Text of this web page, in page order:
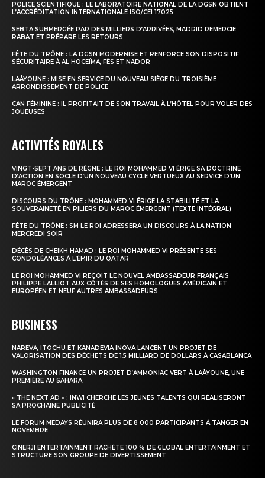
le1.ma
l'intelligence de
S'ABONNER MAINTENANT
Insight Publications
À propos
Formules d’abonnement
Mon compte
POLICE SCIENTIFIQUE : LE LABORATOIRE NATIONAL DE LA DGSN OBTIENT
L’ACCRÉDITATION INTERNATIONALE ISO/CEI 17025
SEBTA SUBMERGÉE PAR DES MILLIERS D’ARRIVÉES, MADRID REMERCIE
RABAT ET PRÉPARE LES RETOURS
FÊTE DU TRÔNE : LA DGSN MODERNISE ET RENFORCE SON DISPOSITIF
SÉCURITAIRE À AL HOCEÏMA, FÈS ET NADOR
LAÂYOUNE : MISE EN SERVICE DU NOUVEAU SIÈGE DU TROISIÈME
ARRONDISSEMENT DE POLICE
CAN FÉMININE : IL PROFITAIT DE SON TRAVAIL À L’HÔTEL POUR VOLER DES
JOUEUSES
ACTIVITÉS ROYALES
VINGT-SEPT ANS DE RÈGNE : LE ROI MOHAMMED VI ÉRIGE SA DOCTRINE
D’ACTION EN SOCLE D’UN NOUVEAU CYCLE VERTUEUX AU SERVICE D’UN
MAROC ÉMERGENT
DISCOURS DU TRÔNE : MOHAMMED VI ÉRIGE LA STABILITÉ ET LA
SOUVERAINETÉ EN PILIERS DU MAROC ÉMERGENT (TEXTE INTÉGRAL)
FÊTE DU TRÔNE : SM LE ROI ADRESSERA UN DISCOURS À LA NATION
MERCREDI SOIR
DÉCÈS DE CHEIKH HAMAD : LE ROI MOHAMMED VI PRÉSENTE SES
CONDOLÉANCES À L’ÉMIR DU QATAR
LE ROI MOHAMMED VI REÇOIT LE NOUVEL AMBASSADEUR FRANÇAIS
PHILIPPE LALLIOT AUX CÔTÉS DE SES HOMOLOGUES AMÉRICAIN ET
EUROPÉEN ET NEUF AUTRES AMBASSADEURS
BUSINESS
NAREVA, ITOCHU ET KANADEVIA INOVA LANCENT UN PROJET DE
VALORISATION DES DÉCHETS DE 1,5 MILLIARD DE DOLLARS À CASABLANCA
WASHINGTON FINANCE UN PROJET D’AMMONIAC VERT À LAÂYOUNE, UNE
PREMIÈRE AU SAHARA
« THE NEXT AD » : INWI CHERCHE LES JEUNES TALENTS QUI RÉALISERONT
SA PROCHAINE PUBLICITÉ
LE FORUM MEDAYS RÉUNIRA PLUS DE 8 000 PARTICIPANTS À TANGER EN
NOVEMBRE
CINERJI ENTERTAINMENT RACHÈTE 100 % DE GLOBAL ENTERTAINMENT ET
STRUCTURE SON GROUPE DE DIVERTISSEMENT